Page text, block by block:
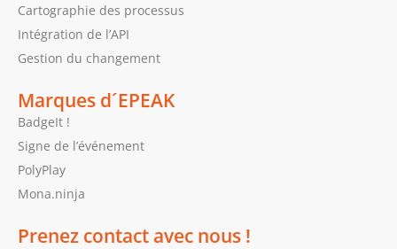
Cartographie des processus
Intégration de l’API
Gestion du changement
Marques d´EPEAK
BadgeIt !
Signe de l’événement
PolyPlay
Mona.ninja
Prenez contact avec nous !